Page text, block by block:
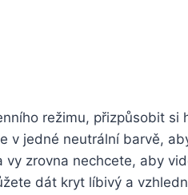
režimu, přizpůsobit si
v jedné neutrální barvě,
zrovna nechcete, aby
dát kryt líbivý a